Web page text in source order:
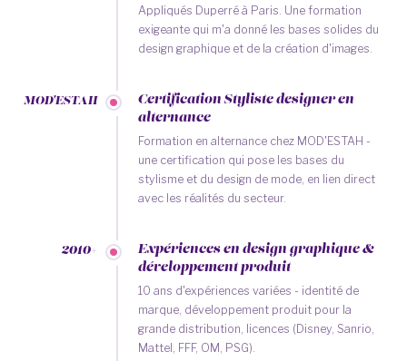
Appliqués Duperré à Paris. Une formation
exigeante qui m'a donné les bases solides du
design graphique et de la création d'images.
MOD'ESTAH
Certification Styliste designer en
alternance
Formation en alternance chez MOD'ESTAH -
une certification qui pose les bases du
stylisme et du design de mode, en lien direct
avec les réalités du secteur.
2010+
Expériences en design graphique &
développement produit
10 ans d'expériences variées - identité de
marque, développement produit pour la
grande distribution, licences (Disney, Sanrio,
Mattel, FFF, OM, PSG).